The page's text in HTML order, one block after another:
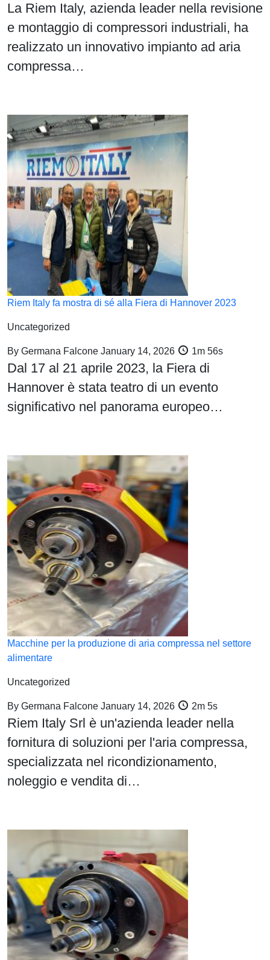
La Riem Italy, azienda leader nella revisione
e montaggio di compressori industriali, ha
realizzato un innovativo impianto ad aria
compressa…
Riem Italy fa mostra di sé alla Fiera di Hannover 2023
Uncategorized
By Germana Falcone January 14, 2026 1m 56s
Dal 17 al 21 aprile 2023, la Fiera di
Hannover è stata teatro di un evento
significativo nel panorama europeo…
Macchine per la produzione di aria compressa nel settore
alimentare
Uncategorized
By Germana Falcone January 14, 2026 2m 5s
Riem Italy Srl è un'azienda leader nella
fornitura di soluzioni per l'aria compressa,
specializzata nel ricondizionamento,
noleggio e vendita di…